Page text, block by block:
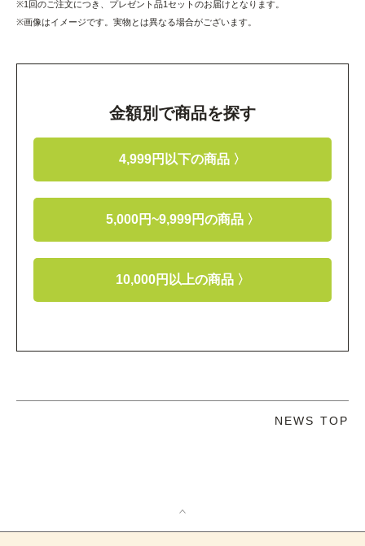
※1回のご注文につき、プレゼント品1セットのお届けとなります。
※画像はイメージです。実物とは異なる場合がございます。
金額別で商品を探す
4,999円以下の商品 〉
5,000円~9,999円の商品 〉
10,000円以上の商品 〉
NEWS TOP